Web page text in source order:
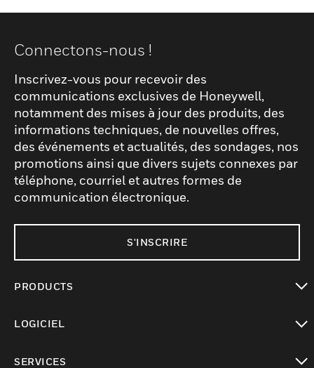
Connectons-nous !
Inscrivez-vous pour recevoir des
communications exclusives de Honeywell,
notamment des mises à jour des produits, des
informations techniques, de nouvelles offres,
des événements et actualités, des sondages, nos
promotions ainsi que divers sujets connexes par
téléphone, courriel et autres formes de
communication électronique.
S'INSCRIRE
PRODUCTS
LOGICIEL
SERVICES